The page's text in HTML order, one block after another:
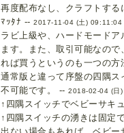
再度配布なし、クラフトす
ﾏｯﾀﾅ --2017-11-04 (土) 09:11:04
ラビ上級や、ハードモード
ます。また、取引可能なの
れば買うというのも一つの方
通常版と違って序盤の四隅
不可能です。 --2018-02-04 (日
↑四隅スイッチでベビーサキ
↑四隅スイッチの湧きは固定